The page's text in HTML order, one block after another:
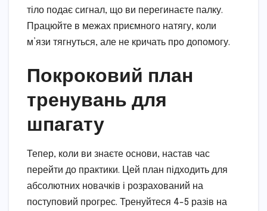
тіло подає сигнал, що ви перегинаєте палку.
Працюйте в межах приємного натягу, коли
м’язи тягнуться, але не кричать про допомогу.
Покроковий план
тренувань для
шпагату
Тепер, коли ви знаєте основи, настав час
перейти до практики. Цей план підходить для
абсолютних новачків і розрахований на
поступовий прогрес. Тренуйтеся 4-5 разів на